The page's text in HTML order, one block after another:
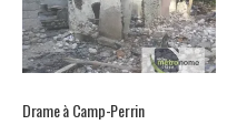
Drame à Camp-Perrin